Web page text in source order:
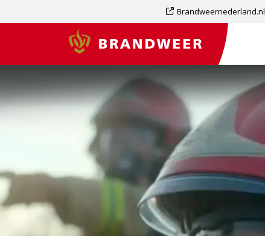
Dit
externe
pagina
Brandweernederland.nl
Brandweer